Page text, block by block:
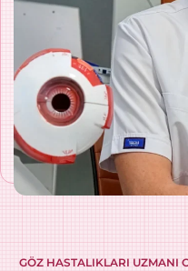
GÖZ HASTALIKLARI UZMANI